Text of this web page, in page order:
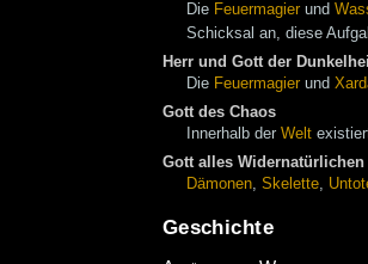
Die Feuermagier und
Schicksal an, diese
Herr und Gott der
Die Feuermagier und
Gott des Chaos
Innerhalb der Welt
Gott alles Widernatürlichen
Dämonen, Skelette,
Geschichte